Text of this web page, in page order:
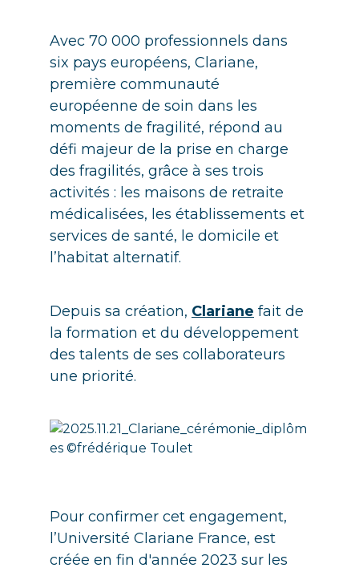
Avec 70 000 professionnels dans
six pays européens, Clariane,
première communauté
européenne de soin dans les
moments de fragilité, répond au
défi majeur de la prise en charge
des fragilités, grâce à ses trois
activités : les maisons de retraite
médicalisées, les établissements et
services de santé, le domicile et
l’habitat alternatif.
Depuis sa création, Clariane fait de
la formation et du développement
des talents de ses collaborateurs
une priorité.
Pour confirmer cet engagement,
l’Université Clariane France, est
créée en fin d'année 2023 sur les